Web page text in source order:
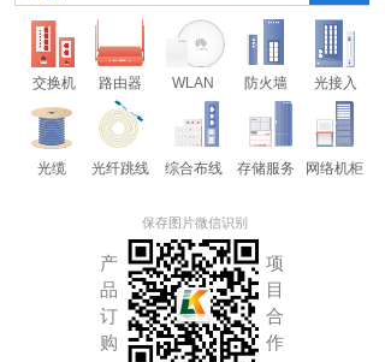
WLAN 光接入
防火墙
路由器
交换机
光缆 综合布线
光纤跳线 存储服务 网络机柜
保存图片微信识别
产
品
订
购
项
目
合
作